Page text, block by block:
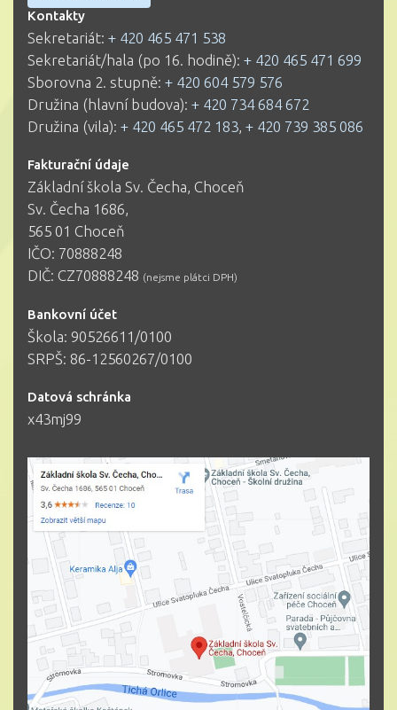
Kontakty
Sekretariát: + 420 465 471 538
Sekretariát/hala (po 16. hodině): + 420 465 471 699
Sborovna 2. stupně: + 420 604 579 576
Družina (hlavní budova): + 420 734 684 672
Družina (vila): + 420 465 472 183 + 420 739 385 086
Fakturační údaje
Základní škola Sv. Čecha, Choceň
Sv. Čecha 1686,
565 01 Choceň
IČO: 70888248
DIČ: CZ70888248 (nejsme plátci DPH)
Bankovní účet
Škola: 90526611/0100
SRPŠ: 86-12560267/0100
Datová schránka
x43mj99